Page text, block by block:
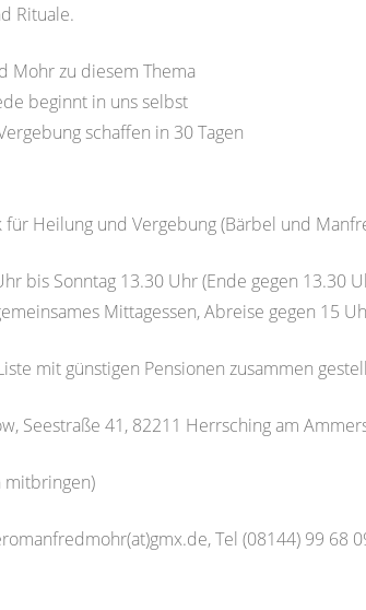
Rituale.
Mohr zu diesem Thema
beginnt in uns selbst
schaffen in 30 Tagen
Heilung und Vergebung (Bärbel und
bis Sonntag 13.30 Uhr (Ende gegen 13.30
Mittagessen, Abreise gegen 15
mit günstigen Pensionen zusammen
Seestraße 41, 82211 Herrsching am
mitbringen)
Tel (08144) 99 68